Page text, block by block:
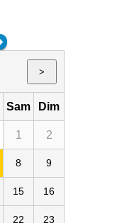
>
Sam Dim
1 2
8 9
15 16
22 23